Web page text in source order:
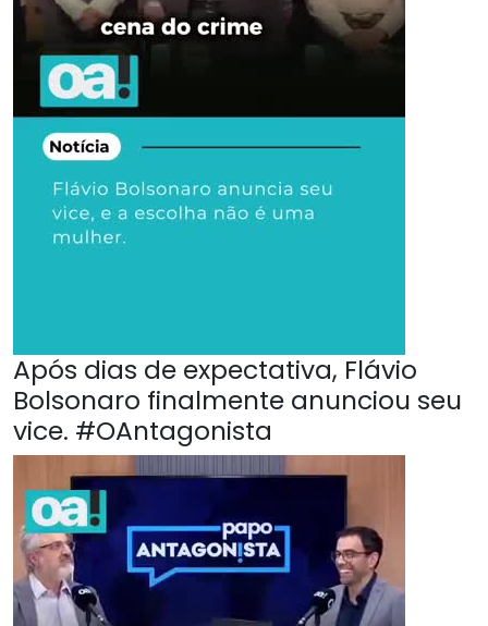
Após dias de expectativa, Flávio
Bolsonaro finalmente anunciou seu
vice. #OAntagonista